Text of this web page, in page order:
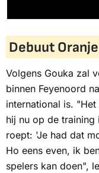
Debuut
Volgens Gouka zal
binnen Feyenoord
international is.
hij nu op de training
roept: 'Je had dat
Ho eens even, ik
spelers kan doen",